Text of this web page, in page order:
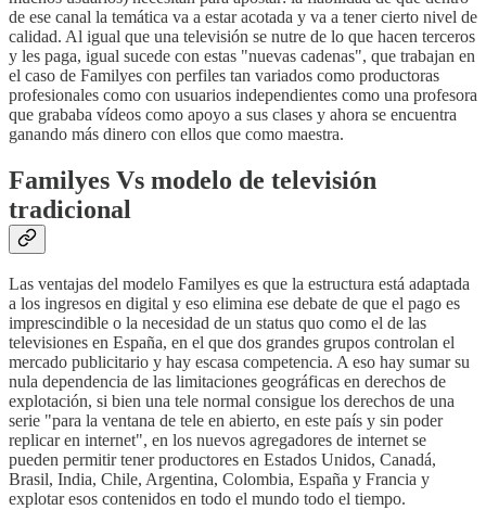
de ese canal la temática va a estar acotada y va a tener cierto nivel de
calidad. Al igual que una televisión se nutre de lo que hacen terceros
y les paga, igual sucede con estas "nuevas cadenas", que trabajan en
el caso de Familyes con perfiles tan variados como productoras
profesionales como con usuarios independientes como una profesora
que grababa vídeos como apoyo a sus clases y ahora se encuentra
ganando más dinero con ellos que como maestra.
Familyes Vs modelo de televisión
tradicional
Las ventajas del modelo Familyes es que la estructura está adaptada
a los ingresos en digital y eso elimina ese debate de que el pago es
imprescindible o la necesidad de un status quo como el de las
televisiones en España, en el que dos grandes grupos controlan el
mercado publicitario y hay escasa competencia. A eso hay sumar su
nula dependencia de las limitaciones geográficas en derechos de
explotación, si bien una tele normal consigue los derechos de una
serie "para la ventana de tele en abierto, en este país y sin poder
replicar en internet", en los nuevos agregadores de internet se
pueden permitir tener productores en Estados Unidos, Canadá,
Brasil, India, Chile, Argentina, Colombia, España y Francia y
explotar esos contenidos en todo el mundo todo el tiempo.